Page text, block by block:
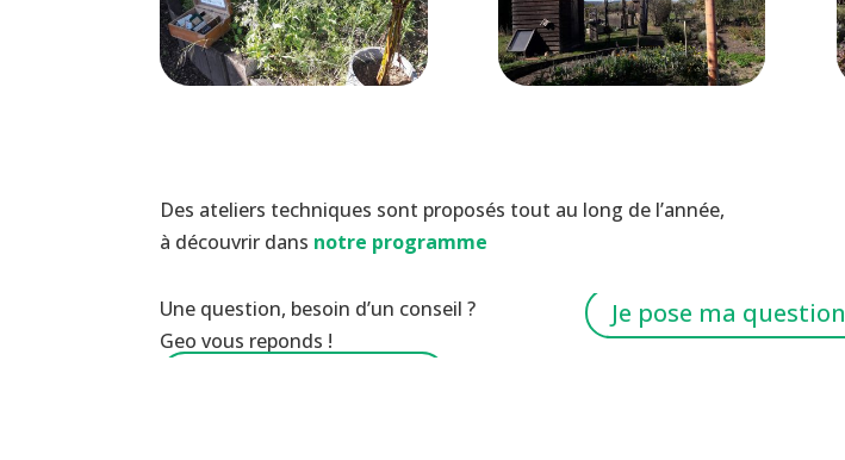
Des ateliers techniques sont proposés tout au long de l’année,
à découvrir dans notre programme
Une question, besoin d’un conseil ?
Geo vous reponds !
Je pose ma question